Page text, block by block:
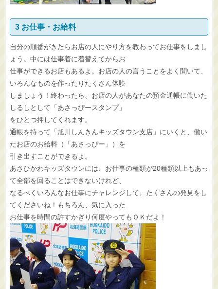
3 お仕事・お給料
自分の順番がきたらお店の人にやり方を教わってお仕事をしまし
ょう。中には仕事着に着替えてからお
仕事ができるお店もあるよ。お店の人の言うことをよく聞いて、
いろんなものを作ったりたくさん体験
しましょう！終わったら、お店の人があなたの預金通帳に働いた
しるしとして「あさっぴースタンプ」
をひとつ押してくれます。
通帳を持って「旭川しんきんキッズタウン支店」にいくと、働い
たお店のお給料（「あさっぴー」）を
引き出すことができるよ。
あさひかわキッズタウンには、お仕事の種類が20種類以上もあっ
て全部を回ることはできないけれど、
なるべくいろんなお仕事にチャレンジして、たくさんの発見をし
てくださいね！もちろん、気に入った
お仕事を時間の許すかぎり何度やってもＯＫだよ！